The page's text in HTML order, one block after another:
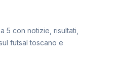
5 con notizie, risultati,
futsal toscano e